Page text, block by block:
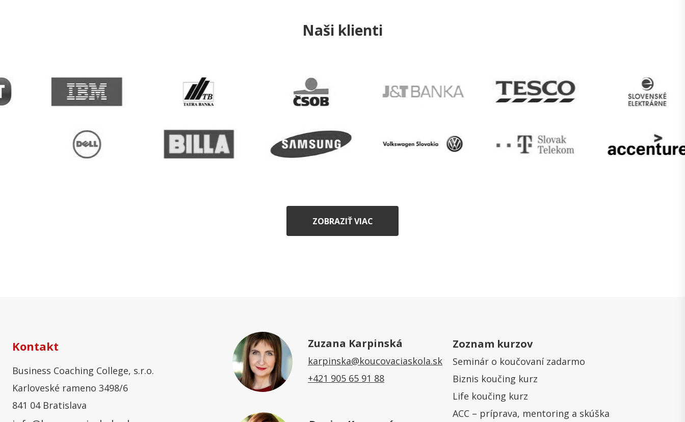
Naši klienti
ZOBRAZIŤ VIAC
Kontakt
Business Coaching College, s.r.o.
Karloveské rameno 3498/6
841 04 Bratislava
Zuzana Karpinská
karpinska@koucovaciaskola.sk
+421 905 65 91 88
Zoznam kurzov
Seminár o koučovaní zadarmo
Biznis koučing kurz
Life koučing kurz
ACC – príprava, mentoring a skúška